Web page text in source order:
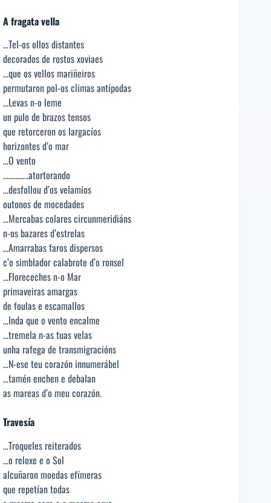
A fragata vella
…Tel-os ollos distantes
decorados de rostos xoviaes
…que os vellos mariñeiros
permutaron pol-os climas antípodas
…Levas n-o leme
un pulo de brazos tensos
que retorceron os largacíos
horizontes d’o mar
…O vento
…………..atortorando
…desfollou d’os velamios
outonos de mocedades
…Mercabas colares circunmeridiáns
n-os bazares d’estrelas
…Amarrabas faros dispersos
c’o simblador calabrote d’o ronsel
…Floreceches n-o Mar
primaveiras amargas
de foulas e escamallos
…Inda que o vento encalme
…tremela n-as tuas velas
unha rafega de transmigracións
…N-ese teu corazón innumerábel
…tamén enchen e debalan
as mareas d’o meu corazón.
Travesía
…Troqueles reiterados
…o reloxe e o Sol
alcuñaron moedas efímeras
que repetían todas